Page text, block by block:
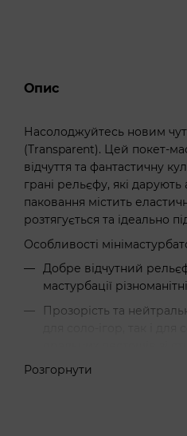
Опис
Насолоджуйтесь новим
(Transparent). Цей покет-
відчуття та фантастичну
грані рельєфу, які
паковання містить
розтягується та ідеально
Особливості
Добре відчутний
мастурбації
Прозорість та
Розгорнути